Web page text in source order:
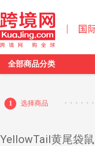
全部商品分类
1 选择商品
YellowTail黄尾袋鼠